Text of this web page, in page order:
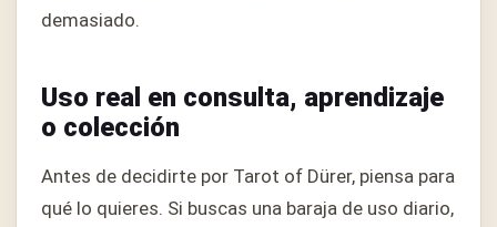
demasiado.
Uso real en consulta, aprendizaje
o colección
Antes de decidirte por Tarot of Dürer, piensa para
qué lo quieres. Si buscas una baraja de uso diario,